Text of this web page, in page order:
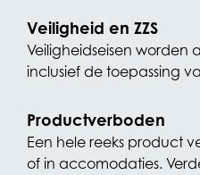
Veiligheid en ZZS
Veiligheidseisen worden
inclusief de toepassing
Productverboden
Een hele reeks product
of in accomodaties.